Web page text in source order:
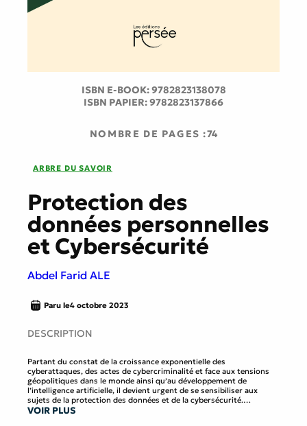
ISBN E-BOOK:9782823138078
ISBN PAPIER:9782823137866
NOMBRE DE PAGES :74
ARBRE DU SAVOIR
Protection des
données personnelles
et Cybersécurité
Abdel Farid ALE
Paru le4 octobre 2023
DESCRIPTION
Partant du constat de la croissance exponentielle des
cyberattaques, des actes de cybercriminalité et face aux tensions
géopolitiques dans le monde ainsi qu’au développement de
l’intelligence artificielle, il devient urgent de se sensibiliser aux
sujets de la protection des données et de la cybersécurité.
Le développement du numérique engendre de nouveaux risques et
VOIR PLUS